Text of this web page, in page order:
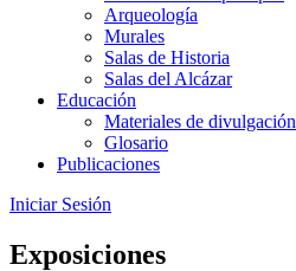
Arqueología
Murales
Salas de Historia
Salas del Alcázar
Educación
Materiales de divulgación
Glosario
Publicaciones
Iniciar Sesión
Exposiciones